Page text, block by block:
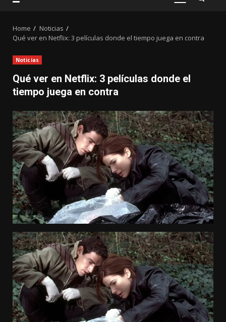
PRIMARY
Home
Noticias
Qué ver en Netflix: 3 películas donde el tiempo juega en contra
Noticias
Qué ver en Netflix: 3 películas donde el
tiempo juega en contra